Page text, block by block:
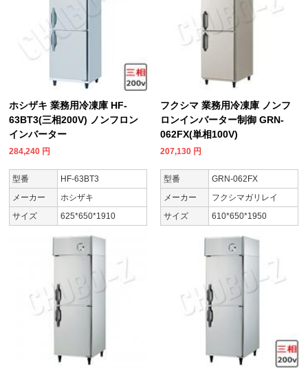
ホシザキ 業務用冷凍庫 HF-
63BT3(三相200V) ノンフロン
インバーター
284,240 円
型番
HF-63BT3
メーカー
ホシザキ
サイズ
625*650*1910
フクシマ 業務用冷凍庫 ノンフ
ロンインバーター制御 GRN-
062FX(単相100V)
207,130 円
型番
GRN-062FX
メーカー
フクシマガリレイ
サイズ
610*650*1950